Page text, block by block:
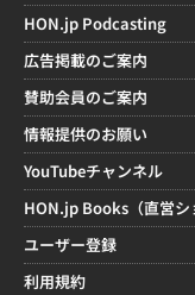
HON.jp Podcasting
広告掲載のご案内
賛助会員のご案内
情報提供のお願い
YouTubeチャンネル
HON.jp Books（直営シ
ユーザー登録
利用規約